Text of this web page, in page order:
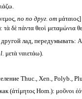
по по друг. отμάταιος]
δὲ πάντα θεοὶ μεταμώνια
лад, передумывать:
μετὰ ναιετάω).
Thuc., Xen., Polyb.,
(ἀτίμητος Hom.): μοῦνοι